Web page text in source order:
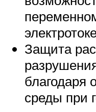
Защита
благодаря
среды при